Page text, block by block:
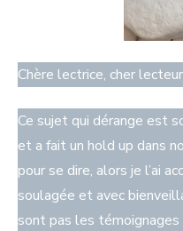
Chère lectrice, cher
Ce sujet qui dérange est
et a fait un hold up dans
pour se dire, alors je l’ai
soulagée et avec
sont pas les témoignages